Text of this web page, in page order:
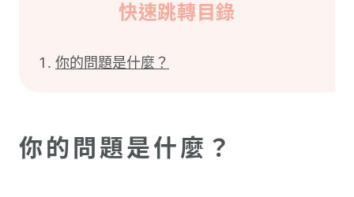
快速跳轉目錄
你的問題是什麼？
你的問題是什麼？